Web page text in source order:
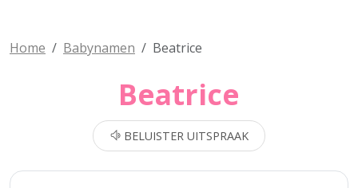
Home Babynamen Beatrice
Beatrice
BELUISTER UITSPRAAK